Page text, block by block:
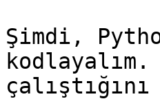
Şimdi,